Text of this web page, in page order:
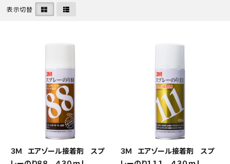
表示切替
３Ｍ エアゾール接着剤 スプ
３Ｍ エアゾール接着剤 スプ